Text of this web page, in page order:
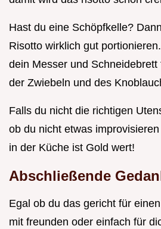
Hast du eine Schöpfkelle?
Risotto wirklich gut
dein Messer und
der Zwiebeln und des
Falls du nicht die richtigen
ob du nicht etwas
in der Küche ist Gold wert!
Abschließende
Egal ob du das gericht für
mit freunden oder einfach für